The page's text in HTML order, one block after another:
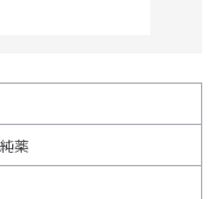
薬